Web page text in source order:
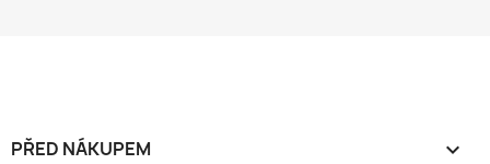
PŘED NÁKUPEM 